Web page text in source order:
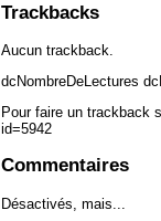
Trackbacks
Aucun trackback.
dcNombreDeLectures
Pour faire un trackback
id=5942
Commentaires
Désactivés, mais...